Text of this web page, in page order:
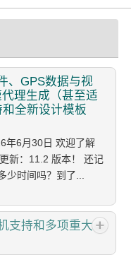
、GPS数据与视
理生成（甚至适
全新设计模板
6月30日 欢迎了解
新：11.2 版本！ 还记
少时间吗？到了...
支持和多项重大